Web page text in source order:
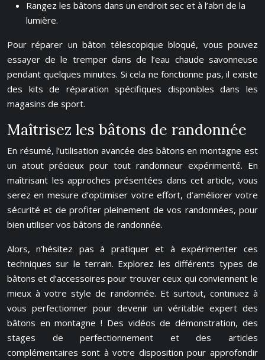
Rangez les bâtons dans un endroit sec et à l’abri de la
lumière.
Pour réparer un bâton télescopique bloqué, vous pouvez
essayer de le tremper dans de l’eau chaude savonneuse
pendant quelques minutes. Si cela ne fonctionne pas, il existe
des kits de réparation spécifiques disponibles dans les
magasins de sport.
Maîtrisez les bâtons de randonnée
En résumé, l’utilisation avancée des bâtons en montagne est
un atout précieux pour tout randonneur expérimenté. En
maîtrisant les approches présentées dans cet article, vous
serez en mesure d’optimiser votre effort, d’améliorer votre
sécurité et de profiter pleinement de vos randonnées, pour
bien utiliser vos bâtons de randonnée.
Alors, n’hésitez pas à pratiquer et à expérimenter ces
techniques sur le terrain. Explorez les différents types de
bâtons et d’accessoires pour trouver ceux qui conviennent le
mieux à votre style de randonnée. Et surtout, continuez à
vous perfectionner pour devenir un véritable expert des
bâtons en montagne ! Des vidéos de démonstration, des
stages de perfectionnement et des articles
complémentaires sont à votre disposition pour approfondir